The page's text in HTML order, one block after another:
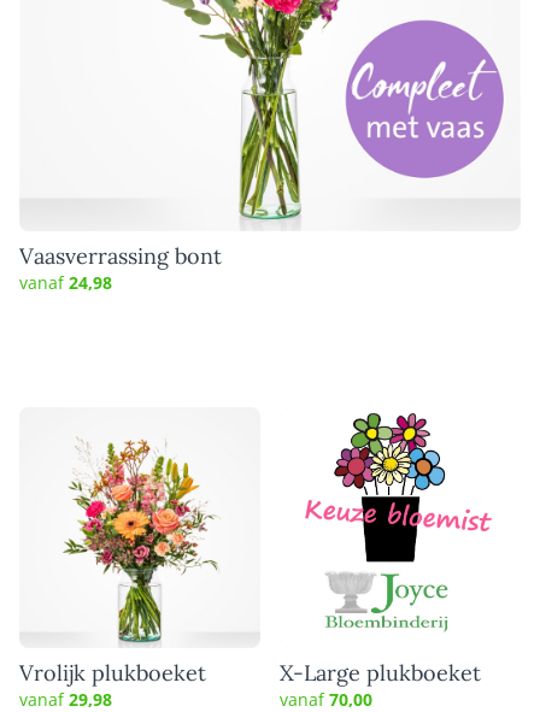
Vaasverrassing bont
vanaf24,98
Vrolijk plukboeket
vanaf29,98
X-Large plukboeket
vanaf70,00